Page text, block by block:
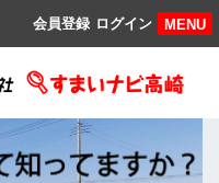
MENU
ログイン
会員登録